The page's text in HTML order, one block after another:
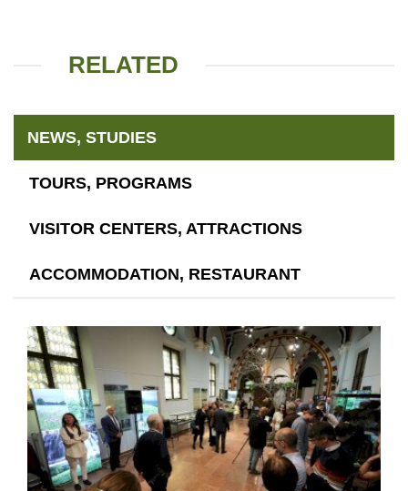
RELATED
NEWS, STUDIES
TOURS, PROGRAMS
VISITOR CENTERS, ATTRACTIONS
ACCOMMODATION, RESTAURANT